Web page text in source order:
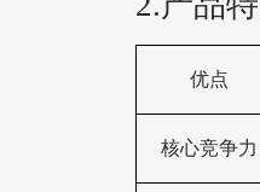
优点
核心竞争力